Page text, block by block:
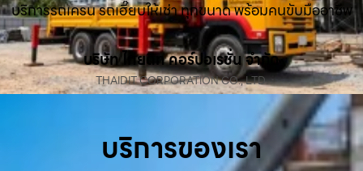
บริการรถเครน รถเฮี๊ยบให้เช่า ทุกขนาด พร้อมคนขับมืออาชีพ
บริษัท ไทยดิท คอร์ปอเรชั่น จำกัด
THAIDIT CORPORATION CO., LTD.
บริการของเรา